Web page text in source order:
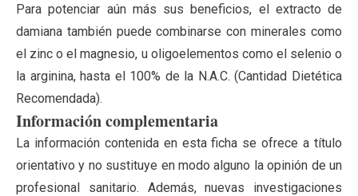
Para potenciar aún más sus beneficios, el extracto de
damiana también puede combinarse con minerales como
el zinc o el magnesio, u oligoelementos como el selenio o
la arginina, hasta el 100% de la N.A.C. (Cantidad Dietética
Recomendada).
Información complementaria
La información contenida en esta ficha se ofrece a título
orientativo y no sustituye en modo alguno la opinión de un
profesional sanitario. Además, nuevas investigaciones